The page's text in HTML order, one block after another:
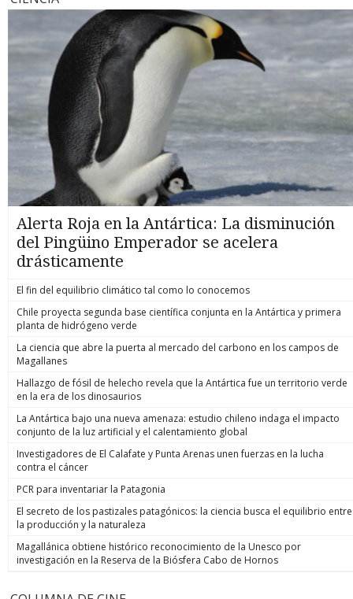
Alerta Roja en la Antártica: La disminución
del Pingüino Emperador se acelera
drásticamente
El fin del equilibrio climático tal como lo conocemos
Chile proyecta segunda base científica conjunta en la Antártica y primera
planta de hidrógeno verde
La ciencia que abre la puerta al mercado del carbono en los campos de
Magallanes
Hallazgo de fósil de helecho revela que la Antártica fue un territorio verde
en la era de los dinosaurios
La Antártica bajo una nueva amenaza: estudio chileno indaga el impacto
conjunto de la luz artificial y el calentamiento global
Investigadores de El Calafate y Punta Arenas unen fuerzas en la lucha
contra el cáncer
PCR para inventariar la Patagonia
El secreto de los pastizales patagónicos: la ciencia busca el equilibrio entre
la producción y la naturaleza
Magallánica obtiene histórico reconocimiento de la Unesco por
investigación en la Reserva de la Biósfera Cabo de Hornos